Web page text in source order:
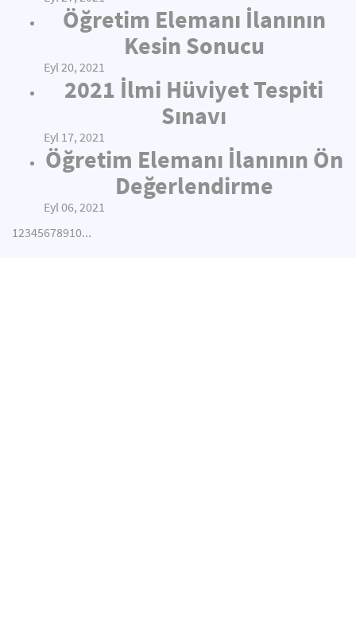
Öğretim Elemanı İlanının
Kesin Sonucu
Eyl 20, 2021
2021 İlmi Hüviyet Tespiti
Sınavı
Eyl 17, 2021
Öğretim Elemanı İlanının Ön
Değerlendirme
Eyl 06, 2021
12345678910...